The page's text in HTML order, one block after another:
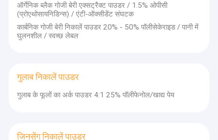
ऑर्गेनिक ब्लैक गोजी बेरी एक्सट्रैक्ट पाउडर / 1.5% ओपीसी
(प्रोएथोसायनिडिन्स) / एंटी-ऑक्सीडेंट संघटक
कार्बनिक गोजी बेरी निकालें पाउडर 20% - 50% पॉलीसेकेराइड / पानी में
घुलनशील / स्वच्छ लेबल
गुलाब निकालें पाउडर
गुलाब के फूलों का अर्क पाउडर 4:1 25% पॉलीफेनोल/खाद्य पेय
जिनसेंग निकालें पाउडर
30 से अधिक वर्षों के लिए हम दुनिया भर के ग्राहकों के लिए उच्चतम
को विकसित किया जा सके।हमारे ग्राहकों के स्वास्थ्य के लिए, नोवानेट रेंज